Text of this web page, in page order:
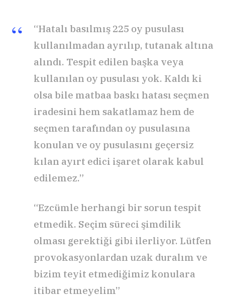
“Hatalı basılmış 225 oy pusulası
kullanılmadan ayrılıp, tutanak altına
alındı. Tespit edilen başka veya
kullanılan oy pusulası yok. Kaldı ki
olsa bile matbaa baskı hatası seçmen
iradesini hem sakatlamaz hem de
seçmen tarafından oy pusulasına
konulan ve oy pusulasını geçersiz
kılan ayırt edici işaret olarak kabul
edilemez.”
“Ezcümle herhangi bir sorun tespit
etmedik. Seçim süreci şimdilik
olması gerektiği gibi ilerliyor. Lütfen
provokasyonlardan uzak duralım ve
bizim teyit etmediğimiz konulara
itibar etmeyelim”